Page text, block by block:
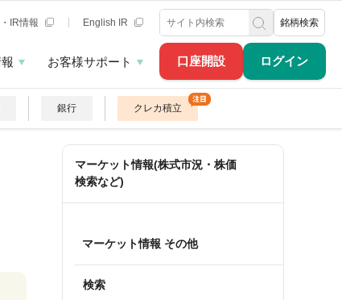
口座開設 ログイン
IR情報 English IR 銘柄検索
お客様サポート
銀行 クレカ積立
マーケット情報(株式市況・株価
検索など)
マーケット情報 その他
検索